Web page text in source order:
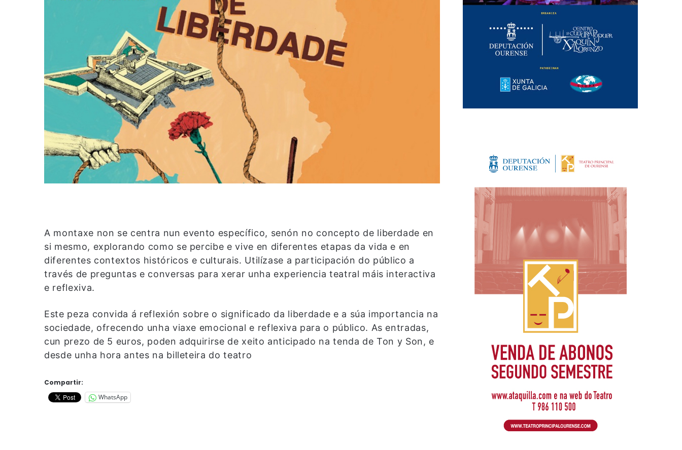
A montaxe non se centra nun evento específico, senón no concepto de liberdade en
si mesmo, explorando como se percibe e vive en diferentes etapas da vida e en
diferentes contextos históricos e culturais. Utilízase a participación do público a
través de preguntas e conversas para xerar unha experiencia teatral máis interactiva
e reflexiva.
Este peza convida á reflexión sobre o significado da liberdade e a súa importancia na
sociedade, ofrecendo unha viaxe emocional e reflexiva para o público. As entradas,
cun prezo de 5 euros, poden adquirirse de xeito anticipado na tenda de Ton y Son, e
desde unha hora antes na billeteira do teatro
Compartir:
WhatsApp